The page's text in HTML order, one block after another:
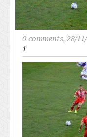
0 comments, 28/
1